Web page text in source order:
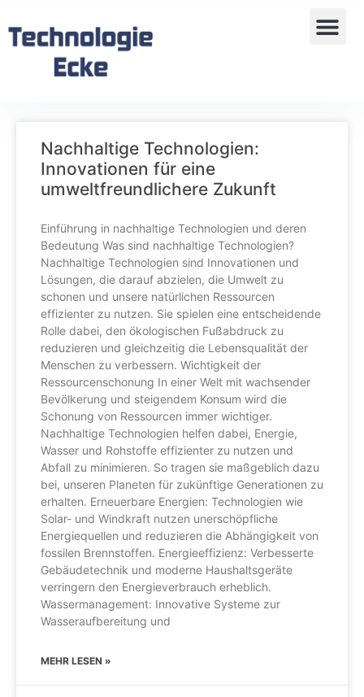
Nachhaltige Technologien:
Innovationen für eine
umweltfreundlichere Zukunft
Einführung in nachhaltige Technologien und deren
Bedeutung Was sind nachhaltige Technologien?
Nachhaltige Technologien sind Innovationen und
Lösungen, die darauf abzielen, die Umwelt zu
schonen und unsere natürlichen Ressourcen
effizienter zu nutzen. Sie spielen eine entscheidende
Rolle dabei, den ökologischen Fußabdruck zu
reduzieren und gleichzeitig die Lebensqualität der
Menschen zu verbessern. Wichtigkeit der
Ressourcenschonung In einer Welt mit wachsender
Bevölkerung und steigendem Konsum wird die
Schonung von Ressourcen immer wichtiger.
Nachhaltige Technologien helfen dabei, Energie,
Wasser und Rohstoffe effizienter zu nutzen und
Abfall zu minimieren. So tragen sie maßgeblich dazu
bei, unseren Planeten für zukünftige Generationen zu
erhalten. Erneuerbare Energien: Technologien wie
Solar- und Windkraft nutzen unerschöpfliche
Energiequellen und reduzieren die Abhängigkeit von
fossilen Brennstoffen. Energieeffizienz: Verbesserte
Gebäudetechnik und moderne Haushaltsgeräte
verringern den Energieverbrauch erheblich.
Wassermanagement: Innovative Systeme zur
Wasseraufbereitung und
MEHR LESEN »